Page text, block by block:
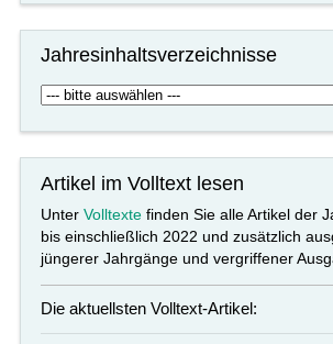
Jahresinhaltsverzeichnisse
Artikel im Volltext lesen
UnterVolltexte finden Sie alle Artikel der
bis einschließlich 2022 und zusätzlich
jüngerer Jahrgänge und vergriffener
Die aktuellsten Volltext-Artikel: